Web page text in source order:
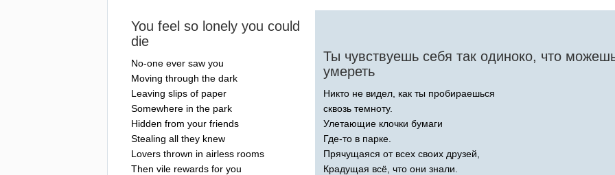
You feel so lonely you could
die
No-one ever saw you
Moving through the dark
Leaving slips of paper
Somewhere in the park
Hidden from your friends
Stealing all they knew
Lovers thrown in airless rooms
Then vile rewards for you
Ты чувствуешь себя так одиноко, что
умереть
Никто не видел, как ты пробираешься
сквозь темноту.
Улетающие клочки бумаги
Где-то в парке.
Прячущаяся от всех своих друзей,
Крадущая всё, что они знали.